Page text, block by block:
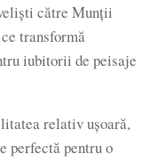
către Munții
transformă
iubitorii de peisaje
relativ ușoară,
perfectă pentru o